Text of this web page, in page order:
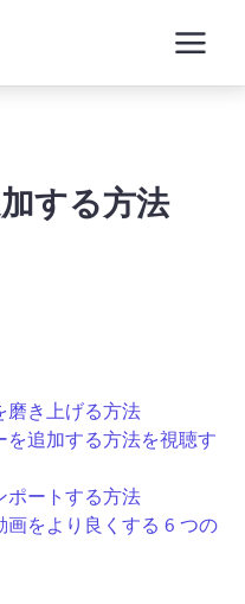
する方法
磨き上げる方法
追加する方法を視聴す
ポートする方法
をより良くする 6 つの